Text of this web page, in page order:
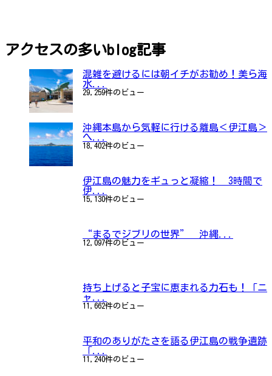
アクセスの多いblog記事
混雑を避けるには朝イチがお勧め！美ら海
水...
29,259件のビュー
沖縄本島から気軽に行ける離島＜伊江島＞
へ...
18,402件のビュー
伊江島の魅力をギュっと凝縮！ 3時間で
伊...
15,130件のビュー
“まるでジブリの世界” 沖縄...
12,097件のビュー
持ち上げると子宝に恵まれる力石も！「ニ
ャ...
11,662件のビュー
平和のありがたさを語る伊江島の戦争遺跡
「...
11,240件のビュー